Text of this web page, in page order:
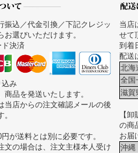
振込／代金引換／下記クレジッ
お選びいただけます。
決済
込み
商品を発送いたします。
当店からの注文確認メールの後
が送料とは別に必要です。
文の場合は、注文主様本人受け
当店
せて
到着
配送
北海
全国
滋賀
【
の商
お届
沖縄